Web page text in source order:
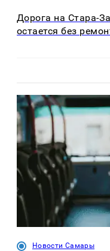
Дорога на Стара-
остается без
Новости Самары